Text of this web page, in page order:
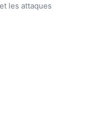
les attaques